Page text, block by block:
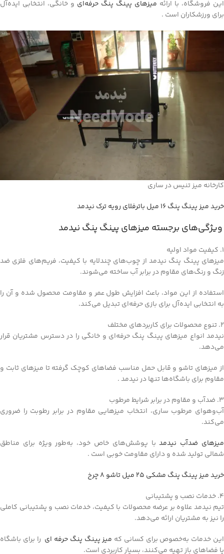
این فروشگاه، با ارائه میزهای پینگ پنگ حرفه‌ای و خانگی، انتخابی ایده‌آل
برای ورزشکاران است .
کارخانه میز تنیس در ساری
خرید میز پینگ پنگ ۱۶ میل باترفلای رویه ترک نیدمد
ویژگی‌های برجسته میزهای پینگ پنگ نیدمد
1. کیفیت مواد اولیه
میزهای پینگ پنگ نیدمد از چوب‌های چندلایه با کیفیت، فریم‌های فلزی ضد
زنگ و رنگ‌های مقاوم در برابر آب ساخته می‌شوند.
استفاده از این مواد، باعث افزایش طول عمر و مقاومت محصول شده و آن را
به انتخابی ایده‌آل برای بازی حرفه‌ای تبدیل می‌کند.
2. تنوع محصولات برای کاربردهای مختلف
نیدمد انواع میزهای پینگ پنگ حرفه‌ای و خانگی را در دسترس مشتریان قرار
می‌دهد.
از میزهای تاشو و قابل حمل مناسب فضاهای کوچک گرفته تا میزهای ثابت و
مقاوم برای باشگاه‌ها تنها در نیدمد .
3. ضدآب و مقاوم در برابر شرایط مرطوب
آب‌وهوای مرطوب ساری، انتخاب میزهایی مقاوم در برابر رطوبت را ضروری
می‌کند.
میزهای ضدآب نیدمدبا پوشش‌های خاص خود، به‌طور ویژه برای مناطق
شمالی تولید شده و دارای مقاومت خوبی است .
خرید میز پینگ پنگ مشکی ۲۵ میل تاشو ۸ چرخ
4. خدمات نصب و پشتیبانی
تیم نیدمد علاوه بر عرضه محصولات با کیفیت، خدمات نصب و پشتیبانی کاملی
را نیز به مشتریان ارائه می‌دهد.
این خدمات به‌خصوص برای کسانی که میز پینگ پنگ حرفه ای را برای باشگاه
یا فضاهای باز تهیه می‌کنند، بسیار کاربردی است.